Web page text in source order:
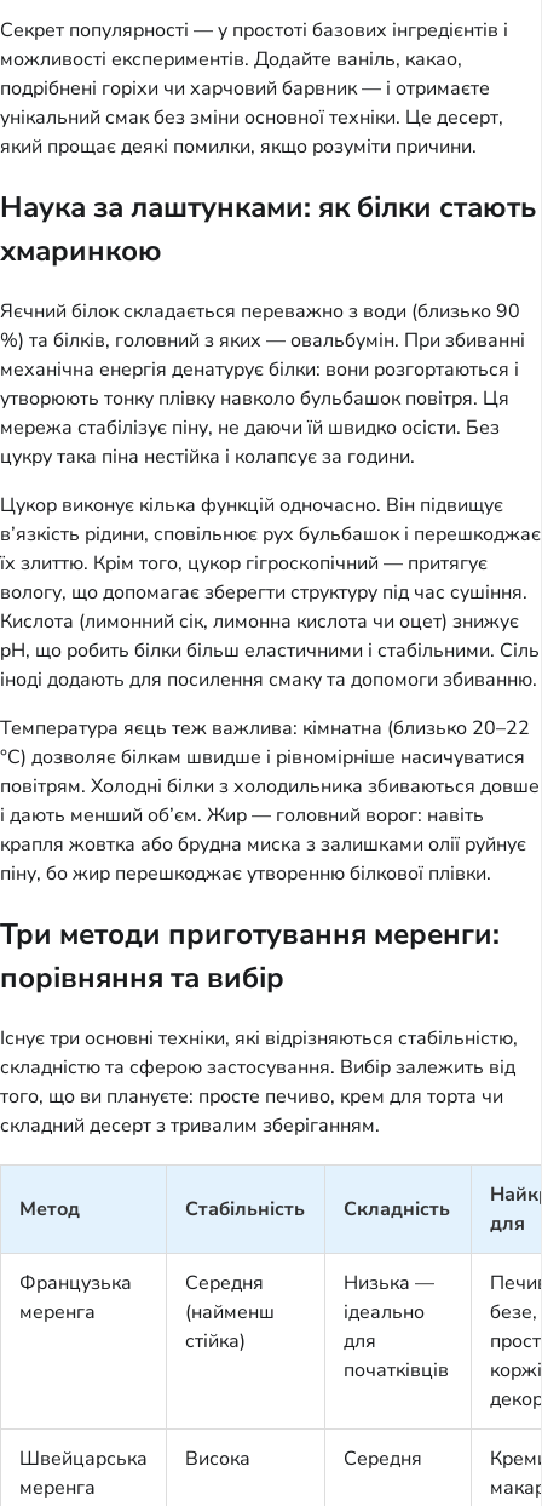
Секрет популярності — у простоті базових інгредієнтів і
можливості експериментів. Додайте ваніль, какао,
подрібнені горіхи чи харчовий барвник — і отримаєте
унікальний смак без зміни основної техніки. Це десерт,
який прощає деякі помилки, якщо розуміти причини.
Наука за лаштунками: як білки стають
хмаринкою
Яєчний білок складається переважно з води (близько 90
%) та білків, головний з яких — овальбумін. При збиванні
механічна енергія денатурує білки: вони розгортаються і
утворюють тонку плівку навколо бульбашок повітря. Ця
мережа стабілізує піну, не даючи їй швидко осісти. Без
цукру така піна нестійка і колапсує за години.
Цукор виконує кілька функцій одночасно. Він підвищує
в’язкість рідини, сповільнює рух бульбашок і перешкоджає
їх злиттю. Крім того, цукор гігроскопічний — притягує
вологу, що допомагає зберегти структуру під час сушіння.
Кислота (лимонний сік, лимонна кислота чи оцет) знижує
pH, що робить білки більш еластичними і стабільними. Сіль
іноді додають для посилення смаку та допомоги збиванню.
Температура яєць теж важлива: кімнатна (близько 20–22
°C) дозволяє білкам швидше і рівномірніше насичуватися
повітрям. Холодні білки з холодильника збиваються довше
і дають менший об’єм. Жир — головний ворог: навіть
крапля жовтка або брудна миска з залишками олії руйнує
піну, бо жир перешкоджає утворенню білкової плівки.
Три методи приготування меренги:
порівняння та вибір
Існує три основні техніки, які відрізняються стабільністю,
складністю та сферою застосування. Вибір залежить від
того, що ви плануєте: просте печиво, крем для торта чи
складний десерт з тривалим зберіганням.
Метод Стабільність Складність
для
Французька
меренга
Середня
(найменш
стійка)
Низька —
ідеально
для
початківців
безе,
декор
Швейцарська
меренга
Висока Середня